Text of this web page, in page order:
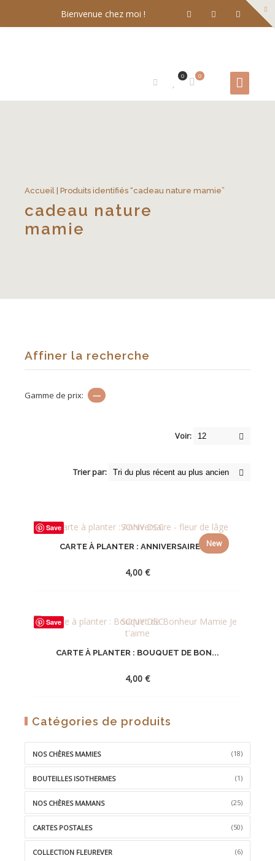
Bienvenue chez moi !
0
0
Accueil | Produits identifiés “cadeau nature mamie”
cadeau nature
mamie
Affiner la recherche
Gamme de prix: —
Voir:
Trier par:
Save
CARTE À PLANTER : ANNIVERSAIRE &...
4,00 €
New
Save
CARTE À PLANTER : BOUQUET DE BON...
4,00 €
Catégories de produits
NOS CHÈRES MAMIES (18)
BOUTEILLES ISOTHERMES (1)
NOS CHÈRES MAMANS (25)
CARTES POSTALES (50)
COLLECTION FLEUREVER (6)